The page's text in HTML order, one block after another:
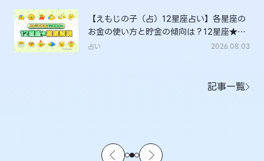
【えもじの子（占）12星座占い】各星座の
お金の使い方と貯金の傾向は？12星座★徹
底解説
占い 2026.08.03
記事一覧